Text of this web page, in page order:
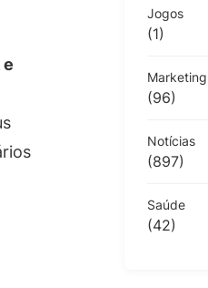
Jogos
(1)
Marketing
(96)
Notícias
(897)
Saúde
(42)